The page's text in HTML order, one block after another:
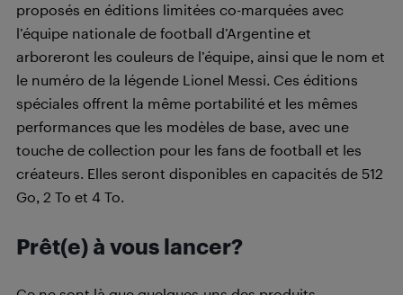
proposés en éditions limitées co-marquées avec
l’équipe nationale de football d’Argentine et
arboreront les couleurs de l’équipe, ainsi que le nom et
le numéro de la légende Lionel Messi. Ces éditions
spéciales offrent la même portabilité et les mêmes
performances que les modèles de base, avec une
touche de collection pour les fans de football et les
créateurs. Elles seront disponibles en capacités de 512
Go, 2 To et 4 To.
Prêt(e) à vous lancer?